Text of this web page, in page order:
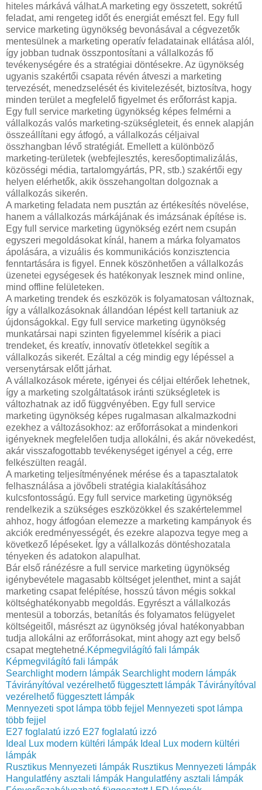
hiteles márkává válhat.A marketing egy összetett, sokrétű
feladat, ami rengeteg időt és energiát emészt fel. Egy full
service marketing ügynökség bevonásával a cégvezetők
mentesülnek a marketing operatív feladatainak ellátása alól,
így jobban tudnak összpontosítani a vállalkozás fő
tevékenységére és a stratégiai döntésekre. Az ügynökség
ugyanis szakértői csapata révén átveszi a marketing
tervezését, menedzselését és kivitelezését, biztosítva, hogy
minden terület a megfelelő figyelmet és erőforrást kapja.
Egy full service marketing ügynökség képes felmérni a
vállalkozás valós marketing-szükségleteit, és ennek alapján
összeállítani egy átfogó, a vállalkozás céljaival
összhangban lévő stratégiát. Emellett a különböző
marketing-területek (webfejlesztés, keresőoptimalizálás,
közösségi média, tartalomgyártás, PR, stb.) szakértői egy
helyen elérhetők, akik összehangoltan dolgoznak a
vállalkozás sikerén.
A marketing feladata nem pusztán az értékesítés növelése,
hanem a vállalkozás márkájának és imázsának építése is.
Egy full service marketing ügynökség ezért nem csupán
egyszeri megoldásokat kínál, hanem a márka folyamatos
ápolására, a vizuális és kommunikációs konzisztencia
fenntartására is figyel. Ennek köszönhetően a vállalkozás
üzenetei egységesek és hatékonyak lesznek mind online,
mind offline felületeken.
A marketing trendek és eszközök is folyamatosan változnak,
így a vállalkozásoknak állandóan lépést kell tartaniuk az
újdonságokkal. Egy full service marketing ügynökség
munkatársai napi szinten figyelemmel kísérik a piaci
trendeket, és kreatív, innovatív ötletekkel segítik a
vállalkozás sikerét. Ezáltal a cég mindig egy lépéssel a
versenytársak előtt járhat.
A vállalkozások mérete, igényei és céljai eltérőek lehetnek,
így a marketing szolgáltatások iránti szükségletek is
változhatnak az idő függvényében. Egy full service
marketing ügynökség képes rugalmasan alkalmazkodni
ezekhez a változásokhoz: az erőforrásokat a mindenkori
igényeknek megfelelően tudja allokálni, és akár növekedést,
akár visszafogottabb tevékenységet igényel a cég, erre
felkészülten reagál.
A marketing teljesítményének mérése és a tapasztalatok
felhasználása a jövőbeli stratégia kialakításához
kulcsfontosságú. Egy full service marketing ügynökség
rendelkezik a szükséges eszközökkel és szakértelemmel
ahhoz, hogy átfogóan elemezze a marketing kampányok és
akciók eredményességét, és ezekre alapozva tegye meg a
következő lépéseket. Így a vállalkozás döntéshozatala
tényeken és adatokon alapulhat.
Bár első ránézésre a full service marketing ügynökség
igénybevétele magasabb költséget jelenthet, mint a saját
marketing csapat felépítése, hosszú távon mégis sokkal
költséghatékonyabb megoldás. Egyrészt a vállalkozás
mentesül a toborzás, betanítás és folyamatos felügyelet
költségeitől, másrészt az ügynökség jóval hatékonyabban
tudja allokálni az erőforrásokat, mint ahogy azt egy belső
csapat megtehetné.Képmegvilágító fali lámpák
Képmegvilágító fali lámpák
Searchlight modern lámpák Searchlight modern lámpák
Távirányítóval vezérelhető függesztett lámpák Távirányítóval
vezérelhető függesztett lámpák
Mennyezeti spot lámpa több fejjel Mennyezeti spot lámpa
több fejjel
E27 foglalatú izzó E27 foglalatú izzó
Ideal Lux modern kültéri lámpák Ideal Lux modern kültéri
lámpák
Rusztikus Mennyezeti lámpák Rusztikus Mennyezeti lámpák
Hangulatfény asztali lámpák Hangulatfény asztali lámpák